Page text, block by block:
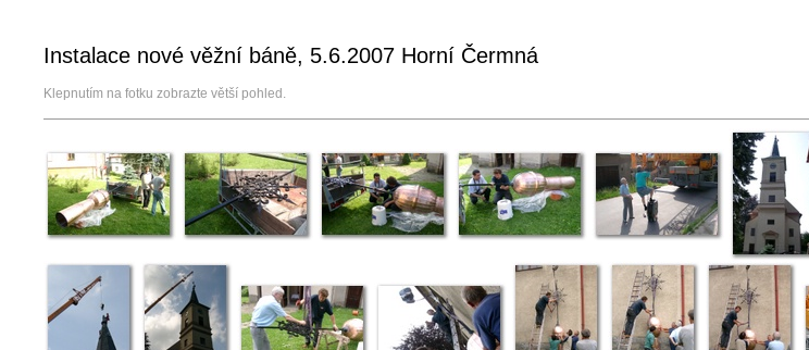
Instalace nové věžní báně, 5.6.2007 Horní Čermná
Klepnutím na fotku zobrazte větší pohled.